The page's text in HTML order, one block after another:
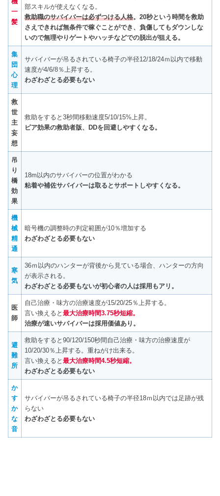
一
髪
部スキルが使えなくなる。
救助職のサバイバーは必ずつける人格。20秒という時間を救助
さえできれば無条件で稼ぐことができ、負傷してもダウンしな
いので無理やりゲートやハッチなどでの脱出が狙える。
集
団
心
理
サバイバーが吊るされている椅子の半径12/18/24ｍ以内で移動
速度が4/6/8％上昇する。
わざわざとる必要もない
救
世
主
妄
想
救助をすると3秒間移動速度5/10/15%上昇。
ピア効果の救助者版、DDを回避しやすくなる。
吊
り
橋
効
果
18m以内のサバイバーの位置がわかる
粘着や補佐サバイバーは取るとサポートしやすくなる。
機
械
精
通
暗号機の調整時の判定範囲が10％増加する
わざわざとる必要もない
寒
気
36ｍ以内のハンターが背後から見ている場合、ハンターの方向
が表示される。
わざわざとる必要もないが初心者の人は採用もアリ。
医
師
自己治療・味方の治療速度が15/20/25％上昇する。
言い換えると最大治療時間3.75秒短縮。
治療が速いサバイバーは採用価値あり。
避
難
所
救助をすると90/120/150秒間自己治療・味方の治療速度が
10/20/30％上昇する。重ねがけ出来る。
言い換えると最大治療時間4.5秒短縮。
わざわざとる必要もない
か
す
か
な
音
サバイバーが吊るされている椅子の半径18ｍ以内では足跡が残
らない
わざわざとる必要もない